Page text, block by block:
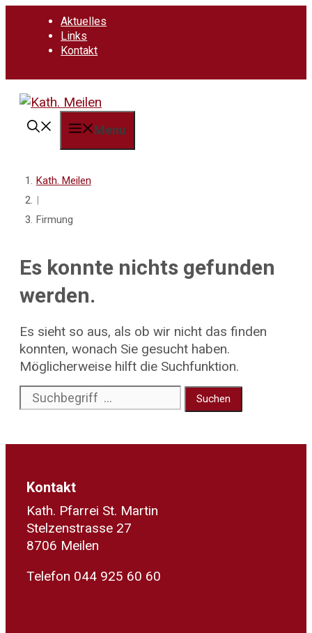
Aktuelles
Links
Kontakt
Menu
Kath. Meilen
|
Firmung
Es konnte nichts gefunden
werden.
Es sieht so aus, als ob wir nicht das finden
konnten, wonach Sie gesucht haben.
Möglicherweise hilft die Suchfunktion.
Suche
nach:
Kontakt
Kath. Pfarrei St. Martin
Stelzenstrasse 27
8706 Meilen
Telefon 044 925 60 60